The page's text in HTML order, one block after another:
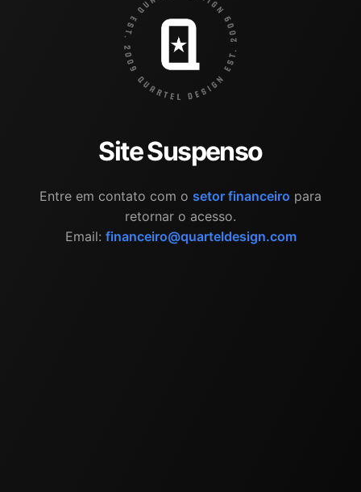
Site Suspenso
Entre em contato com o setor financeiro para
retornar o acesso.
Email: financeiro@quarteldesign.com